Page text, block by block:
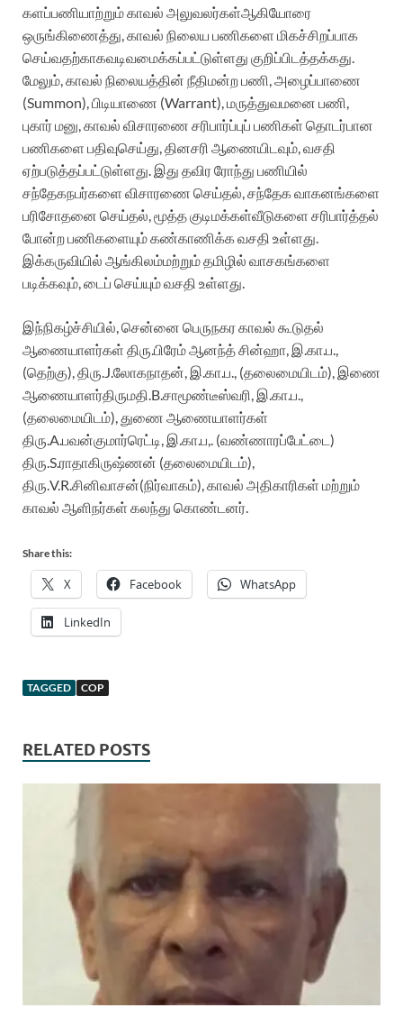
களப்பணியாற்றும்காவல் அலுவலர்கள்ஆகியோரை
ஒருங்கிணைத்து,காவல் நிலைய பணிகளை மிகச்சிறப்பாக
செய்வதற்காகவடிவமைக்கப்பட்டுள்ளது குறிப்பிடத்தக்கது.
மேலும்,காவல் நிலையத்தின் நீதிமன்றபணி,அழைப்பாணை
(Summon),பிடியாணை (Warrant),மருத்துவமனை பணி,
புகார்மனு,காவல் விசாரணை சரிபார்ப்புப் பணிகள் தொடர்பான
பணிகளை பதிவுசெய்து,தினசரி ஆணையிடவும்,வசதி
ஏற்படுத்தப்பட்டுள்ளது. இது தவிரரோந்து பணியில்
சந்தேகநபர்களை விசாரணை செய்தல்,சந்தேகவாகனங்களை
பரிசோதனை செய்தல்,மூத்தகுடிமக்கள்வீடுகளை சரிபார்த்தல்
போன்றபணிகளையும்கண்காணிக்கவசதி உள்ளது.
இக்கருவியில் ஆங்கிலம்மற்றும்தமிழில் வாசகங்களை
படிக்கவும்,டைப் செய்யும்வசதி உள்ளது.
இந்நிகழ்ச்சியில்,சென்னை பெருநகரகாவல் கூடுதல்
ஆணையாளர்கள் திரு.பிரேம்ஆனந்த்சின்ஹா, இ.கா.ப.,
(தெற்கு),திரு.J.லோகநாதன், இ.கா.ப., (தலைமையிடம்), இணை
ஆணையாளர்திருமதி.B.சாமூண்டீஸ்வரி, இ.கா.ப.,
(தலைமையிடம்),துணை ஆணையாளர்கள்
திரு.A.பவன்குமார்ரெட்டி, இ.கா.ப,. (வண்ணாரப்பேட்டை )
திரு.S.ராதாகிருஷ்ணன் (தலைமையிடம்),
திரு.V.R.சினிவாசன்(நிர்வாகம்),காவல் அதிகாரிகள் மற்றும்
காவல் ஆளிநர்கள் கலந்து கொண்டனர்.
Share this:
X Facebook WhatsApp
LinkedIn
TAGGED COP
RELATED POSTS